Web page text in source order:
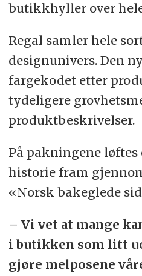
butikkhyller over
Regal samler hele
designunivers. Den
fargekodet etter
tydeligere
produktbeskrivelser.
På pakningene løftes
historie fram
«Norsk bakeglede
– Vi vet at mange
i butikken som litt
gjøre melposene